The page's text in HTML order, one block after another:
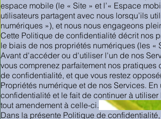
espace mobile (le « Site » et l’« Espace
utilisateurs partagent avec nous lorsqu’ils
numériques »), et nous nous engageons
Cette Politique de confidentialité décrit nos
le biais de nos propriétés numériques (les
Avant d'accéder ou d'utiliser l'un de nos
vous comprenez parfaitement nos
de confidentialité, et que vous restez
Propriétés numérique et de nos Services.
confidentialité et le fait de continuer à
tout amendement à celle-ci.
Dans la présente Politique de